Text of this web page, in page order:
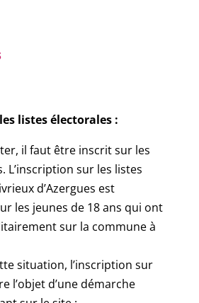
listes électorales :
il faut être inscrit sur les
L’inscription sur les listes
d’Azergues est
les jeunes de 18 ans qui ont
sur la commune à
situation, l’inscription sur
l’objet d’une démarche